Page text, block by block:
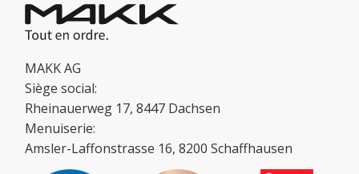
MAKK AG
Siège social:
Rheinauerweg 17, 8447 Dachsen
Menuiserie:
Amsler-Laffonstrasse 16, 8200 Schaffhausen